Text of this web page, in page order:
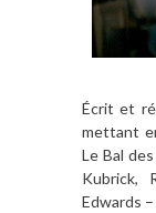
Écrit et
mettant
Le Bal
Kubrick,
Edwards –